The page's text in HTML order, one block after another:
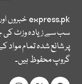
express.pkخبروں
سب سے زیادہ وزٹ کی
پر شائع شدہ تمام
گروپ محفوظ ہیں۔